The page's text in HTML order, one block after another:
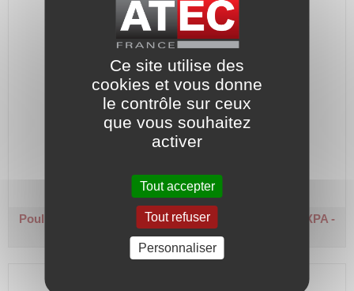
Poulie à monter avec moyeu n° type 1610.
Prix : 58,60 €HT
Poulie 2 gorges - Ø primitif 112Pour courroie SPA - XPA -
A - 13 mm
Ce site utilise des
cookies et vous donne
le contrôle sur ceux
que vous souhaitez
activer
Tout accepter
Tout refuser
Personnaliser